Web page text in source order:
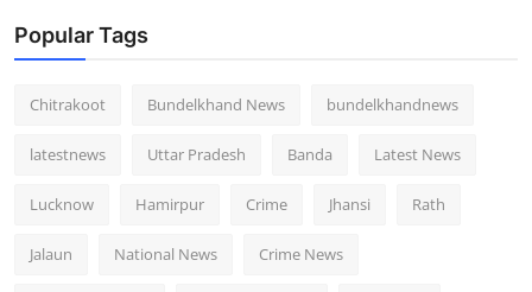
Popular Tags
Chitrakoot Bundelkhand News bundelkhandnews
latestnews Uttar Pradesh Banda Latest News
Lucknow Hamirpur Crime Jhansi Rath
Jalaun National News Crime News